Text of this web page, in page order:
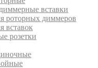
вставки
роторных диммеров
вставок
розетки